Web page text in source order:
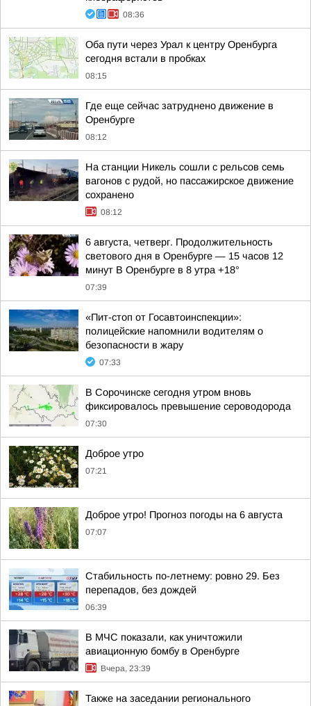
08:36
Оба пути через Урал к центру Оренбурга
сегодня встали в пробках
08:15
Где еще сейчас затруднено движение в
Оренбурге
08:12
На станции Никель сошли с рельсов семь
вагонов с рудой, но пассажирское движение
сохранено
08:12
6 августа, четверг. Продолжительность
светового дня в Оренбурге — 15 часов 12
минут В Оренбурге в 8 утра +18°
07:39
«Пит-стоп от Госавтоинспекции»:
полицейские напомнили водителям о
безопасности в жару
07:33
В Сорочинске сегодня утром вновь
фиксировалось превышение сероводорода
07:30
Доброе утро
07:21
Доброе утро! Прогноз погоды на 6 августа
07:07
Стабильность по-летнему: ровно 29. Без
перепадов, без дождей
06:39
В МЧС показали, как уничтожили
авиационную бомбу в Оренбурге
Вчера, 23:39
Также на заседании регионального